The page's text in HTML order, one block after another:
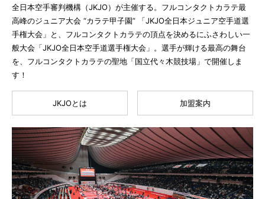
全日本空手審判機構（JKJO）が主催する。フルコンタクトカラテ最
高峰のジュニア大会 “カラテ甲子園” 「JKJO全日本ジュニア空手道選
手権大会」と、フルコンタクトカラテの頂点を決めるにふさわしい一
般大会「JKJO全日本空手道選手権大会」。選手が輝ける最高の舞台
を、フルコンタクトカラテの聖地「国立代々木競技場」で開催しま
す！
JKJOとは 加盟案内